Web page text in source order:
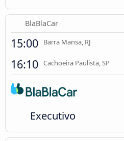
BlaBlaCar
15:00 Barra Mansa, RJ
16:10 Cachoeira Paulista, SP
Executivo